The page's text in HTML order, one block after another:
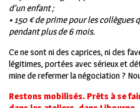
d’un enfant ;
• 150 € de prime pour les collègues
pendant plus de 6 mois.
Ce ne sont ni des caprices, ni des
légitimes, portées avec sérieux et
mine de refermer la négociation ?
Restons mobilisés. Prêts à se